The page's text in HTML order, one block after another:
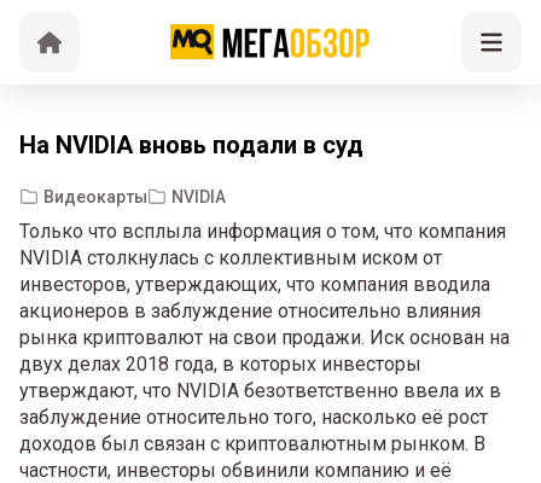
На NVIDIA вновь подали в суд
Видеокарты NVIDIA
Только что всплыла информация о том, что компания
NVIDIA столкнулась с коллективным иском от
инвесторов, утверждающих, что компания вводила
акционеров в заблуждение относительно влияния
рынка криптовалют на свои продажи. Иск основан на
двух делах 2018 года, в которых инвесторы
утверждают, что NVIDIA безответственно ввела их в
заблуждение относительно того, насколько её рост
доходов был связан с криптовалютным рынком. В
частности, инвесторы обвинили компанию и её